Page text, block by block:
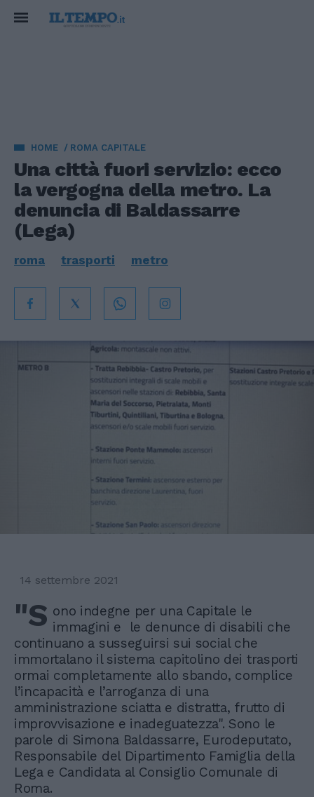
HOME ROMA CAPITALE
Una città fuori servizio: ecco
la vergogna della metro. La
denuncia di Baldassarre
(Lega)
roma trasporti metro
14 settembre 2021
"S ono indegne per una Capitale le
immagini e le denunce di disabili che
continuano a susseguirsi sui social che
immortalano il sistema capitolino dei trasporti
ormai completamente allo sbando, complice
l’incapacità e l’arroganza di una
amministrazione sciatta e distratta, frutto di
improvvisazione e inadeguatezza". Sono le
parole di Simona Baldassarre, Eurodeputato,
Responsabile del Dipartimento Famiglia della
Lega e Candidata al Consiglio Comunale di
Roma.